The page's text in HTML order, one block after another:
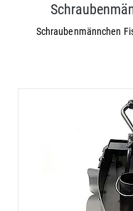
Schraubenmännchen